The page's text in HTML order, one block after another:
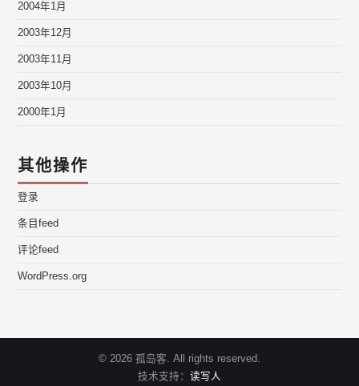
2004年1月
2003年12月
2003年11月
2003年10月
2000年1月
其他操作
登录
条目feed
评论feed
WordPress.org
© 2026 孤岛客. All rights reserved.
技术支持： 读写人